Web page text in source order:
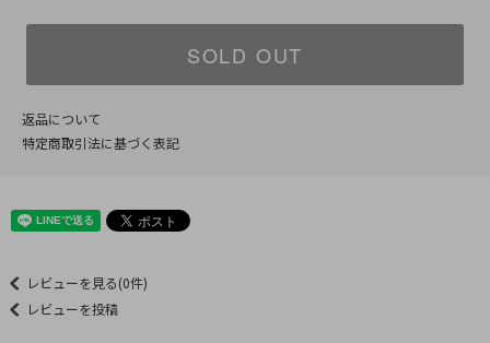
SOLD OUT
返品について
特定商取引法に基づく表記
レビューを見る(0件)
レビューを投稿